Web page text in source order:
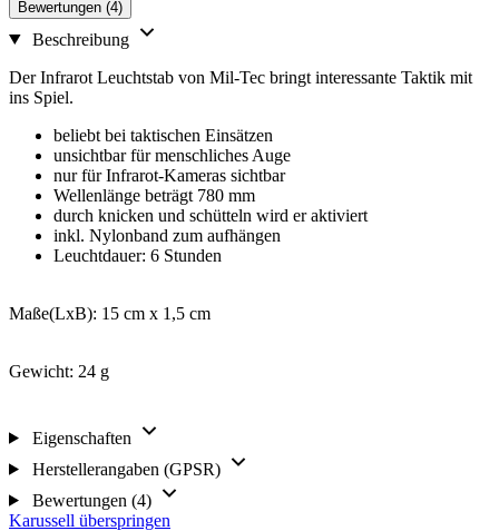
Bewertungen (4)
Beschreibung
Der Infrarot Leuchtstab von Mil-Tec bringt interessante Taktik mit
ins Spiel.
beliebt bei taktischen Einsätzen
unsichtbar für menschliches Auge
nur für Infrarot-Kameras sichtbar
Wellenlänge beträgt 780 mm
durch knicken und schütteln wird er aktiviert
inkl. Nylonband zum aufhängen
Leuchtdauer: 6 Stunden
Maße(LxB): 15 cm x 1,5 cm
Gewicht: 24 g
Eigenschaften
Herstellerangaben (GPSR)
Bewertungen (4)
Karussell überspringen